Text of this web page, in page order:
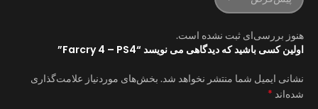
هنوز بررسی‌ای ثبت نشده است.
اولین کسی باشید که دیدگاهی می نویسد “Farcry 4 – PS4”
نشانی ایمیل شما منتشر نخواهد شد. بخش‌های موردنیاز علامت‌گذاری
شده‌اند *